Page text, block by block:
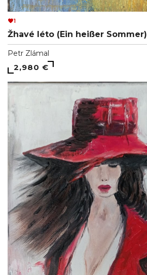
1
Žhavé léto (Ein heißer Sommer)
Petr Zlámal
2,980 €